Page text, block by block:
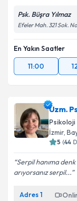
Psk. Büşra Yılmaz
Efeler Mah. 321 Sok.
En Yakın Saatler
11:00
Uzm.
Psikoloji
İzmir,
5 (44
Serpil hanıma
arıyorsanız serpil...
Adres 1